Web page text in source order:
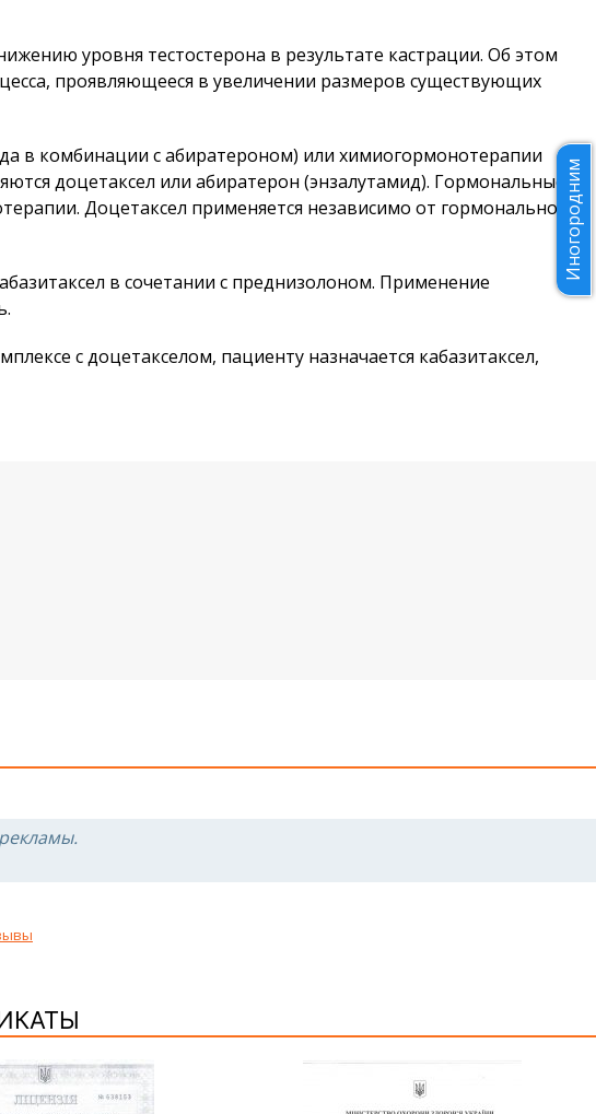
уровня тестостерона в результате кастрации. Об этом
проявляющееся в увеличении размеров существующих
в комбинации с абиратероном) или химиогормонотерапии
доцетаксел или абиратерон (энзалутамид). Гормональные
Доцетаксел применяется независимо от гормональной
в сочетании с преднизолоном. Применение
с доцетакселом, пациенту назначается кабазитаксел,
Иногородним